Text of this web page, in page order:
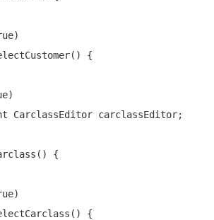
{
CarclassEditor carclassEditor;
{
{